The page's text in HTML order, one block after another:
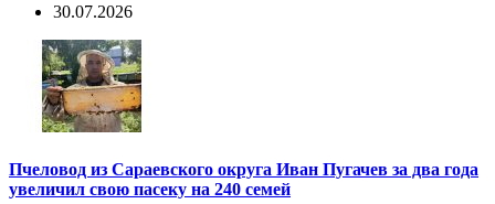
30.07.2026
Пчеловод из Сараевского округа Иван Пугачев за два года
увеличил свою пасеку на 240 семей